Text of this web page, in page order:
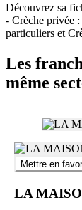
Découvrez sa
- Crèche
particuliers et
Les
même
Mettre en
LA